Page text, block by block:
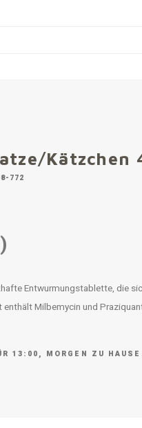
Kätzchen
772
Entwurmungstablette, die
Milbemycin und
13:00, MORGEN ZU